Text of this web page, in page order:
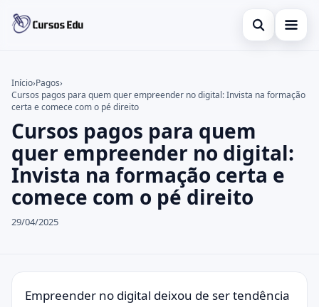
Abrir busca
Inglês
Idiomas
espanhol
Buscar no site
Buscar por:
Pressione Enter para buscar ou ESC para fechar.
Início›Pagos›
Cursos pagos para quem quer empreender no digital: Invista na formação
certa e comece com o pé direito
Cursos pagos para quem
quer empreender no digital:
Invista na formação certa e
comece com o pé direito
29/04/2025
Empreender no digital deixou de ser tendência